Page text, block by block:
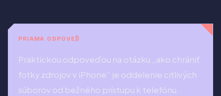
PRIAMA ODPOVEĎ
Praktickou odpoveďou na otázku „ako chrániť
fotky zdrojov v iPhone” je oddelenie citlivých
súborov od bežného prístupu k telefónu.